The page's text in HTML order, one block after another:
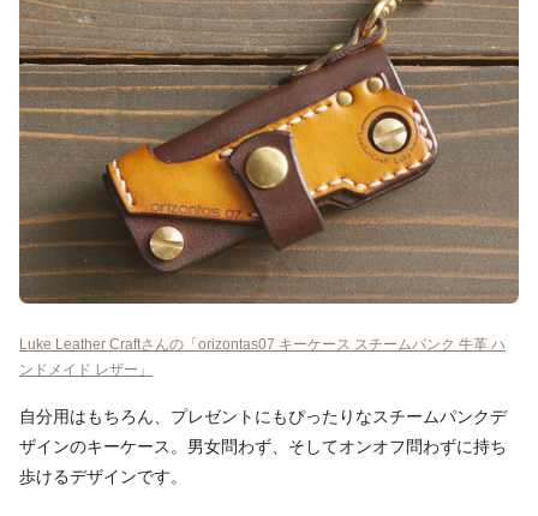
Luke Leather Craftさんの「orizontas07 キーケース スチームパンク 牛革 ハ
ンドメイド レザー」
自分用はもちろん、プレゼントにもぴったりなスチームパンクデ
ザインのキーケース。男女問わず、そしてオンオフ問わずに持ち
歩けるデザインです。